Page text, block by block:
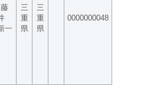
藤
一
三
重
県
三
重
県
0000000048